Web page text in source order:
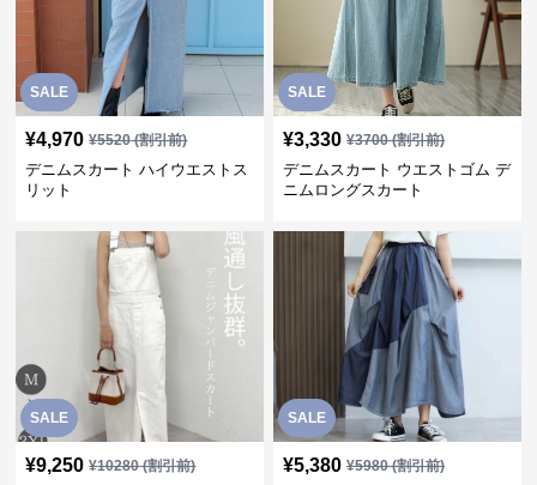
SALE
¥4,970 ¥5520(割引前)
デニムスカート ハイウエストス
リット
SALE
¥3,330 ¥3700(割引前)
デニムスカート ウエストゴム デ
ニムロングスカート
SALE
¥9,250 ¥10280(割引前)
SALE
¥5,380 ¥5980(割引前)